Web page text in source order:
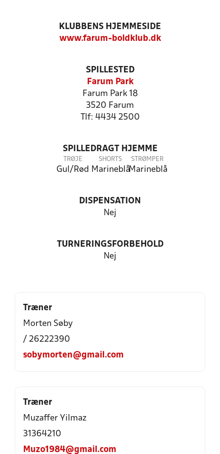
KLUBBENS HJEMMESIDE
www.farum-boldklub.dk
SPILLESTED
Farum Park
Farum Park 18
3520 Farum
Tlf: 4434 2500
SPILLEDRAGT HJEMME
TRØJE
Gul/Rød
SHORTS
Marineblå
STRØMPER
Marineblå
DISPENSATION
Nej
TURNERINGSFORBEHOLD
Nej
Træner
Morten Søby
/ 26222390
sobymorten@gmail.com
Træner
Muzaffer Yilmaz
31364210
Muzo1984@gmail.com